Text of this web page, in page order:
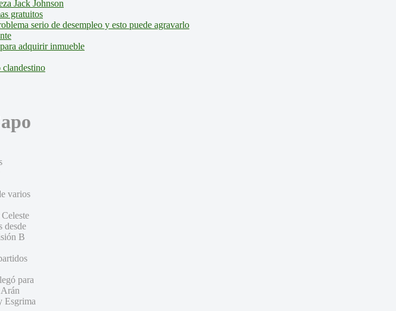
Jack Johnson
gratuitos
serio de desempleo y esto puede agravarlo
adquirir inmueble
varios
desde
B
para
Esgrima